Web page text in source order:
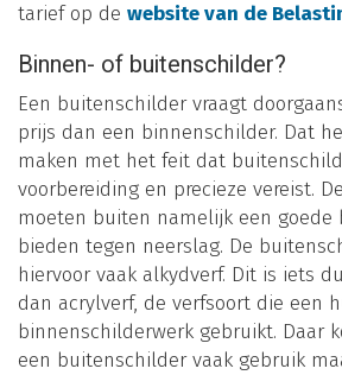
tarief op de website van de
Binnen- of buitenschilder?
Een buitenschilder vraagt
prijs dan een binnenschilder. Dat
maken met het feit dat
voorbereiding en precieze vereist.
moeten buiten namelijk een goede
bieden tegen neerslag. De
hiervoor vaak alkydverf. Dit is iets
dan acrylverf, de verfsoort die een
binnenschilderwerk gebruikt. Daar
een buitenschilder vaak gebruik